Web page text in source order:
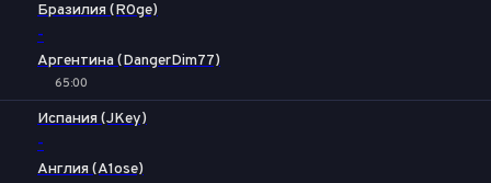
Бразилия (R0ge)
-
Аргентина (DangerDim77)
65:00
Испания (JKey)
-
Англия (A1ose)